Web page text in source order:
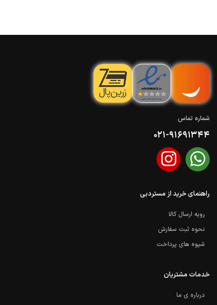
شماره تماس
021-91691344
راهنمای خرید از مستردبی
رویه ارسال کالا
نحوه ثبت سفارش
شیوه های پرداخت
خدمات مشتریان
درباره ی ما